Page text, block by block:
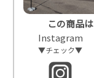
この商品
Instagram
▼チェック▼